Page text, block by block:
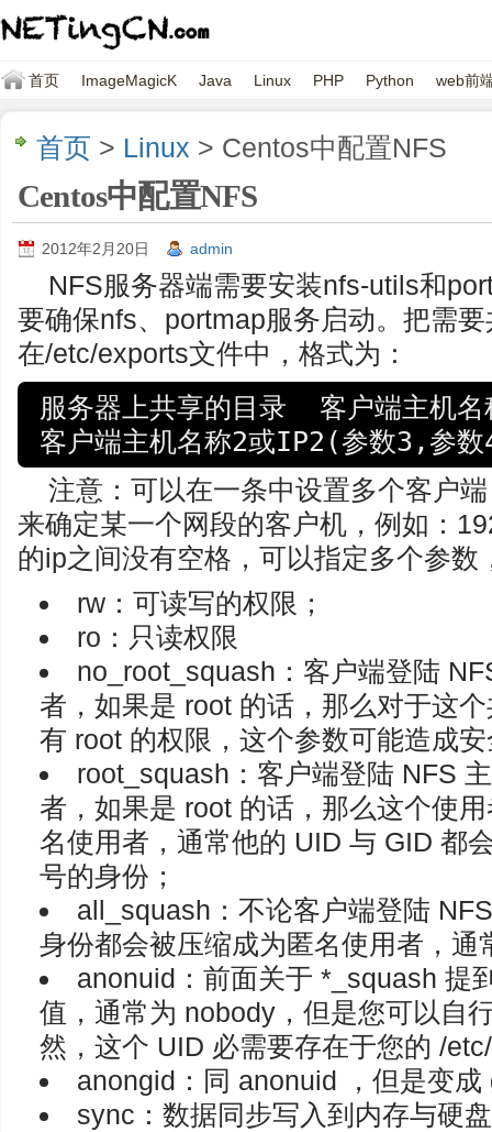
首页 ImageMagicK Java Linux PHP Python web前
首页 > Linux > Centos中配置NFS
Centos中配置NFS
2012年2月20日 admin
NFS服务器端需要安装nfs-utils和
要确保nfs、portmap服务启动。把需
在/etc/exports文件中，格式为：
服务器上共享的目录  客户端主机
客户端主机名称2或IP2(参数3,参
注意：可以在一条中设置多个客户
来确定某一个网段的客户机，例如：
的ip之间没有空格，可以指定多个参数
rw：可读写的权限；
ro：只读权限
no_root_squash：客户端登陆
者，如果是 root 的话，那么对于这
有 root 的权限，这个参数可能造成
root_squash：客户端登陆 NFS
者，如果是 root 的话，那么这个使
名使用者，通常他的 UID 与 GID 都
号的身份；
all_squash：不论客户端登陆
身份都会被压缩成为匿名使用者，通
anonuid：前面关于 *_squash 提
值，通常为 nobody，但是您可以自
然，这个 UID 必需要存在于您的 /
anongid：同 anonuid ，但是变
sync：数据同步写入到内存与硬